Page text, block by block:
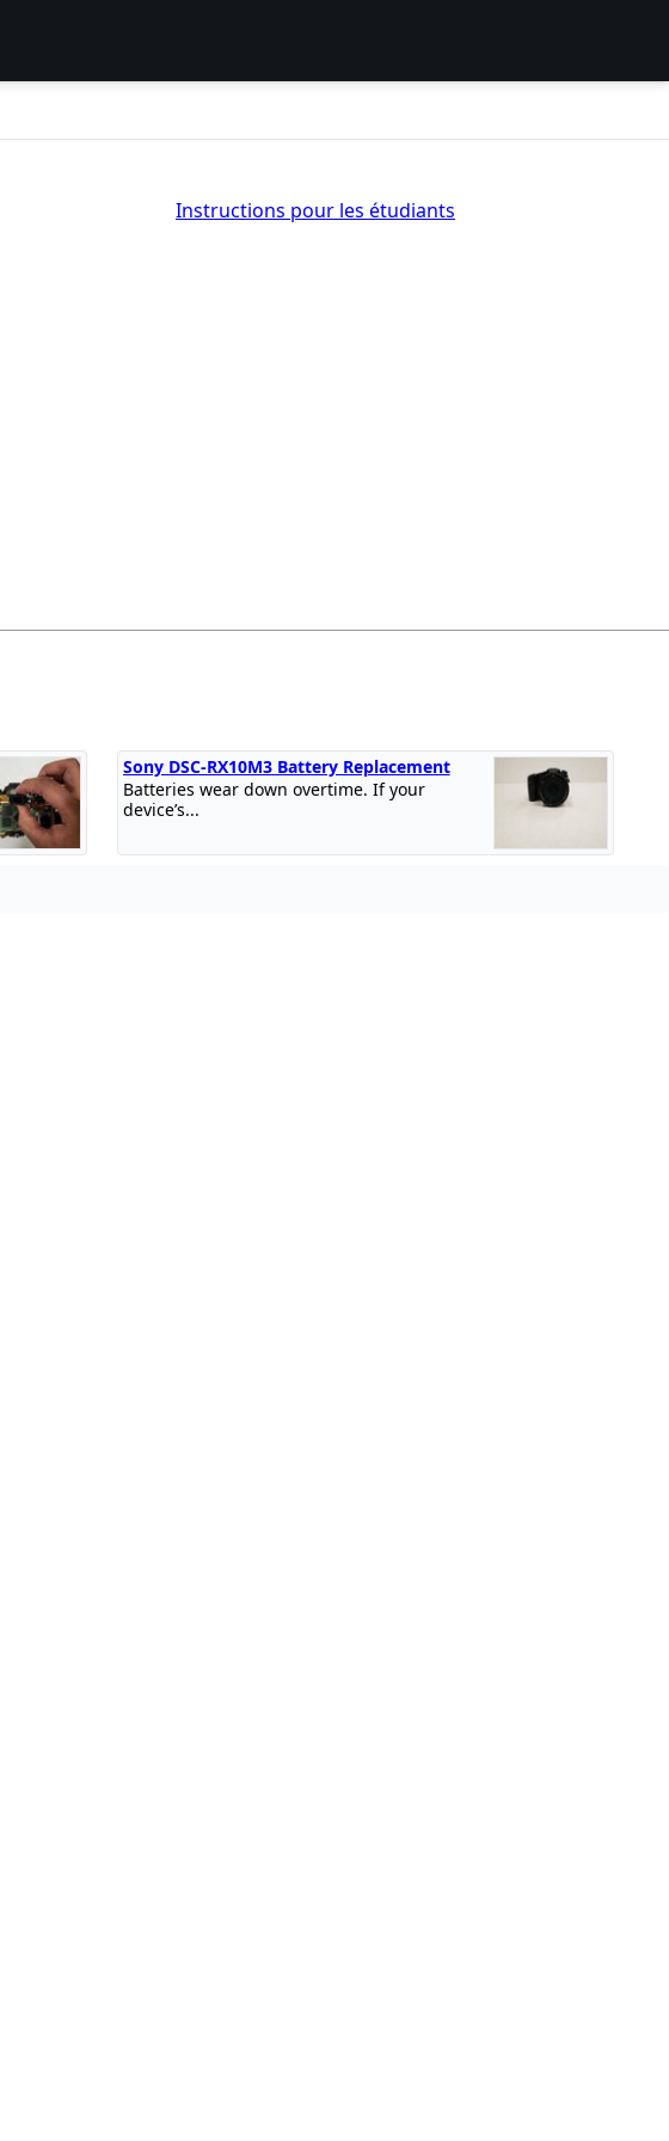
Instructions pour les étudiants
Sony DSC-RX10M3 Battery Replacement
Batteries wear down overtime. If your
device’s...